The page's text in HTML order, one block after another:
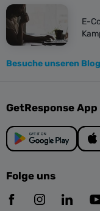
E-
Besuche unseren
GetResponse
Folge uns